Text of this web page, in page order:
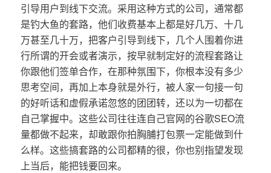
引导用户到线下交流。采用这种方式的公司，通常都
是钓大鱼的套路，他们收费基本上都是好几万、十几
万甚至几十万，把客户引导到线下，几个人围着你进
行所谓的开会或者演示，按早就制定好的流程套路让
你跟他们签单合作，在那种氛围下，你根本没有多少
思考空间，再加上本身就是外行，被人家一句接一句
的好听话和虚假承诺忽悠的团团转，还以为一切都在
自己掌握中。这些公司往往连自己官网的谷歌SEO流
量都做不起来，却敢跟你拍胸脯打包票一定能做到什
么样。这些搞套路的公司都精的很，你也别指望发现
上当后，能把钱要回来。